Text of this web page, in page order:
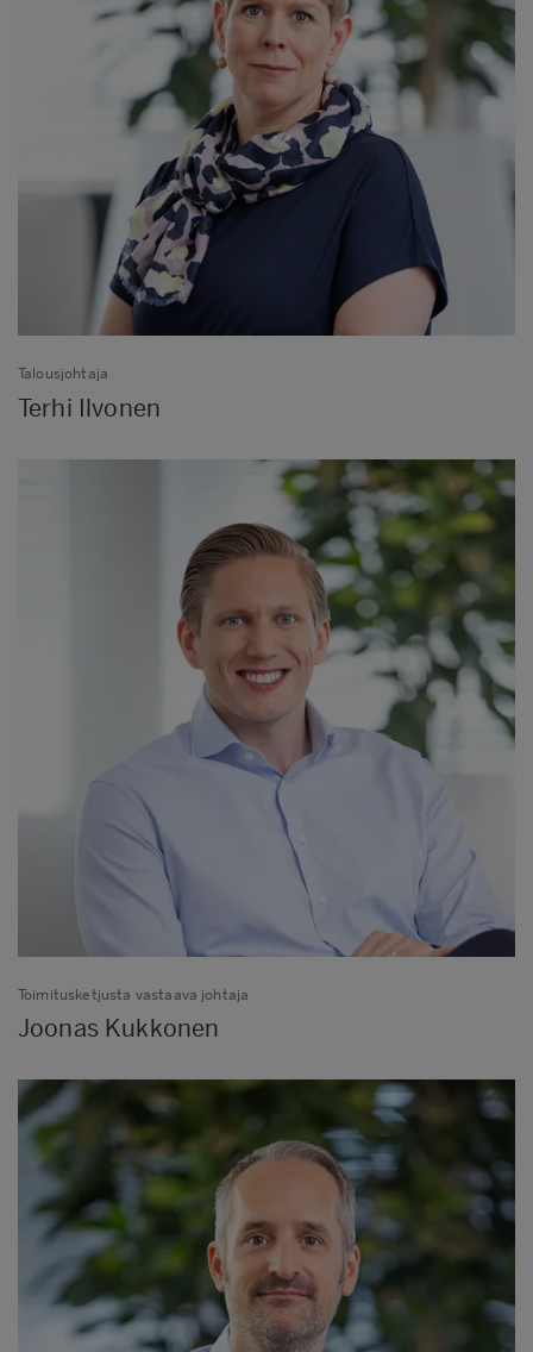
Talousjohtaja
Terhi Ilvonen
Toimitusketjusta vastaava johtaja
Joonas Kukkonen